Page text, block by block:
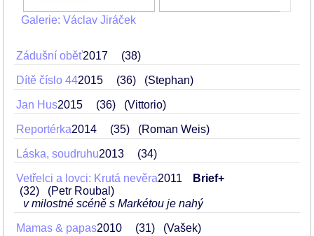
Galerie: Václav Jiráček
Zádušní oběť2017 38
Dítě číslo 442015 36 (Stephan)
Jan Hus2015 36 (Vittorio)
Reportérka2014 35 (Roman Weis)
Láska, soudruhu2013 34
Vetřelci a lovci: Krutá nevěra2011
Brief+
32
(Petr Roubal)
v milostné scéně s Markétou je nahý
Mamas & papas2010 31 (Vašek)